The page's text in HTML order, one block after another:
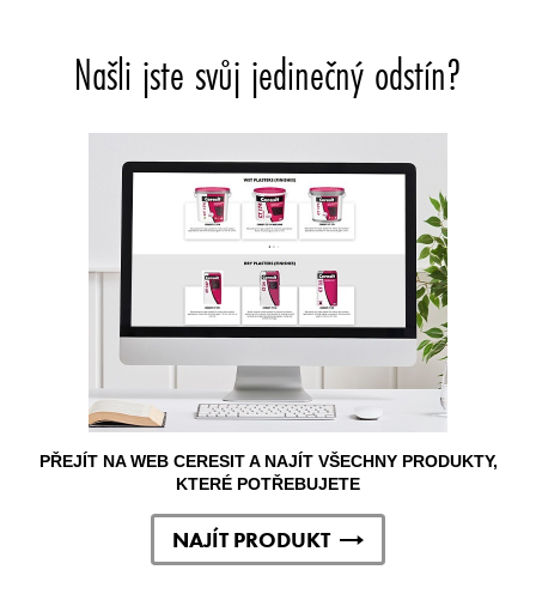
Našli jste svůj jedinečný odstín?
PŘEJÍT NA WEB CERESIT A NAJÍT VŠECHNY PRODUKTY,
KTERÉ POTŘEBUJETE
NAJÍT PRODUKT